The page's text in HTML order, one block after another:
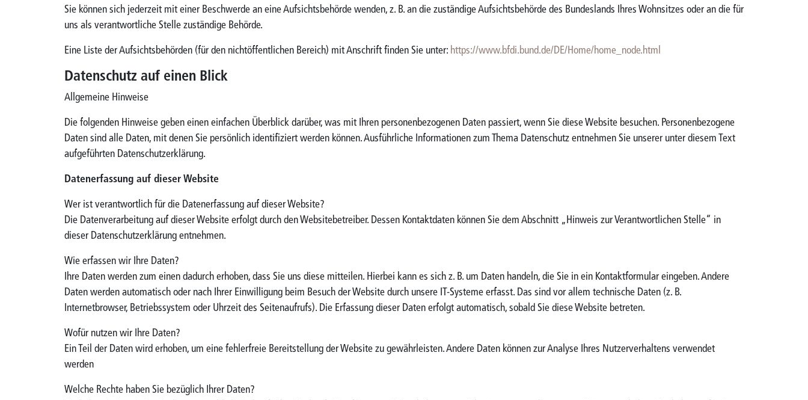
Sie können sich jederzeit mit einer Beschwerde an eine Aufsichtsbehörde wenden, z. B. an die zuständige Aufsichtsbehörde des Bundeslands Ihres Wohnsitzes oder an die für
uns als verantwortliche Stelle zuständige Behörde.
Eine Liste der Aufsichtsbehörden (für den nichtöffentlichen Bereich) mit Anschrift finden Sie unter: https://www.bfdi.bund.de/DE/Home/home_node.html
Datenschutz auf einen Blick
Allgemeine Hinweise
Die folgenden Hinweise geben einen einfachen Überblick darüber, was mit Ihren personenbezogenen Daten passiert, wenn Sie diese Website besuchen. Personenbezogene
Daten sind alle Daten, mit denen Sie persönlich identifiziert werden können. Ausführliche Informationen zum Thema Datenschutz entnehmen Sie unserer unter diesem Text
aufgeführten Datenschutzerklärung.
Datenerfassung auf dieser Website
Wer ist verantwortlich für die Datenerfassung auf dieser Website?
Die Datenverarbeitung auf dieser Website erfolgt durch den Websitebetreiber. Dessen Kontaktdaten können Sie dem Abschnitt „Hinweis zur Verantwortlichen Stelle“ in
dieser Datenschutzerklärung entnehmen.
Wie erfassen wir Ihre Daten?
Ihre Daten werden zum einen dadurch erhoben, dass Sie uns diese mitteilen. Hierbei kann es sich z. B. um Daten handeln, die Sie in ein Kontaktformular eingeben. Andere
Daten werden automatisch oder nach Ihrer Einwilligung beim Besuch der Website durch unsere IT-Systeme erfasst. Das sind vor allem technische Daten (z. B.
Internetbrowser, Betriebssystem oder Uhrzeit des Seitenaufrufs). Die Erfassung dieser Daten erfolgt automatisch, sobald Sie diese Website betreten.
Wofür nutzen wir Ihre Daten?
Ein Teil der Daten wird erhoben, um eine fehlerfreie Bereitstellung der Website zu gewährleisten. Andere Daten können zur Analyse Ihres Nutzerverhaltens verwendet
werden
Welche Rechte haben Sie bezüglich Ihrer Daten?